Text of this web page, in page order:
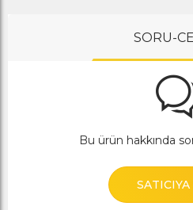
SORU-
Bu ürün hakkında
SATICIYA